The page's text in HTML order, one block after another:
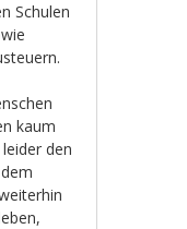
Schulen
kaum
den